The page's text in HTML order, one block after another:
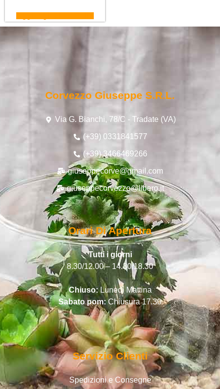
Corvezzo Giuseppe S.r.l.
Via G. Bianchi, 78/C - Tradate (VA)
(+39) 0331841577
(+39) 3466469266
giuseppecorve@gmail.com
giuseppecorvezzo@libero.it
Orari Di Apertura
Tutti i giorni
8.30/12.00 – 14.30/18.30
Chiuso:Lunedì Mattina
Sabato pom:Chiusura 17.30
Servizio Clienti
Spedizioni e Consegne